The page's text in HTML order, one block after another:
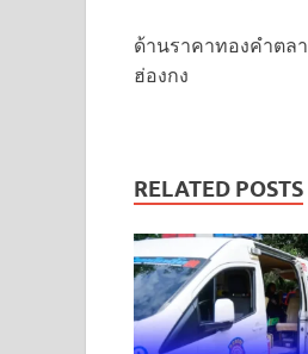
ด้านราคาทองคําตล
ฮ่องกง
RELATED POSTS